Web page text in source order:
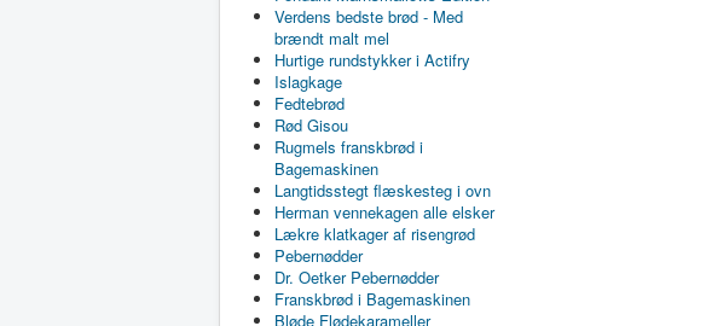
Verdens bedste brød - Med
brændt malt mel
Hurtige rundstykker i Actifry
Islagkage
Fedtebrød
Rød Gisou
Rugmels franskbrød i
Bagemaskinen
Langtidsstegt flæskesteg i ovn
Herman vennekagen alle elsker
Lækre klatkager af risengrød
Pebernødder
Dr. Oetker Pebernødder
Franskbrød i Bagemaskinen
Bløde Flødekarameller